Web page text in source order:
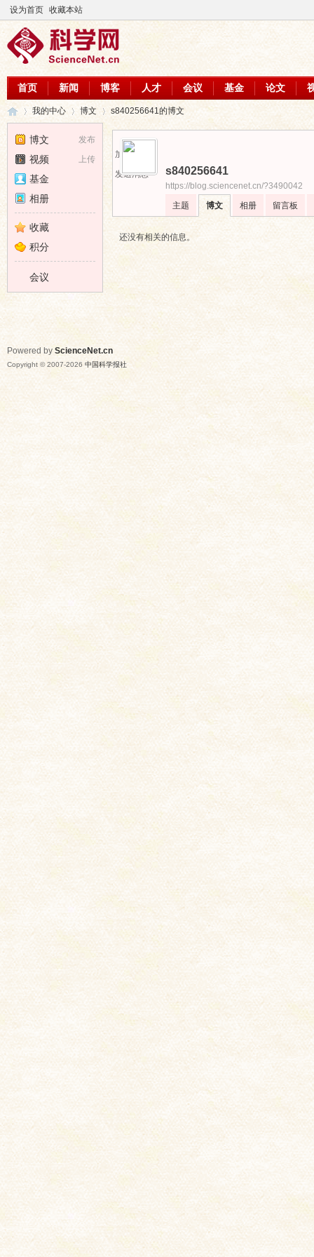
设为首页 收藏本站
首页 新闻 博客 人才 会议 基金 论文
›
我的中心 博文 s840256641的博文
加为好友
发送消息
s840256641
https://blog.sciencenet.cn/?3490042
主题
博文 相册 留言板
还没有相关的信息。
发布
博文
上传
视频
基金
相册
收藏
积分
会议
Powered by ScienceNet.cn
Copyright © 2007-2026 中国科学报社